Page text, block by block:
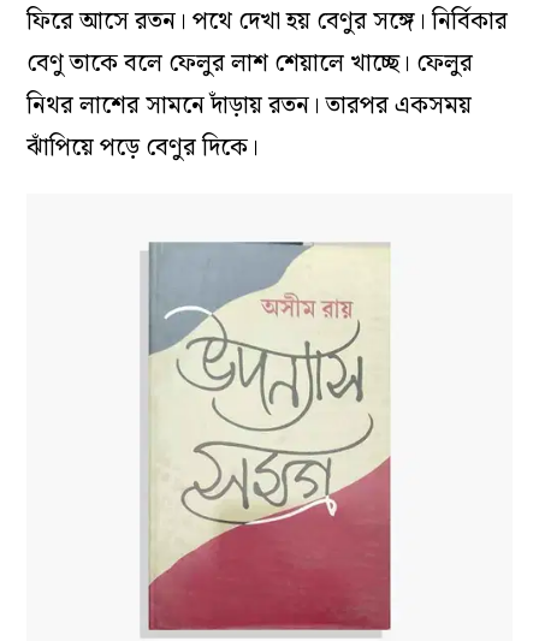
ফিরে আসে রতন। পথে দেখা হয় বেণুর সঙ্গে। নির্বিকার
বেণু তাকে বলে ফেলুর লাশ শেয়ালে খাচ্ছে। ফেলুর
নিথর লাশের সামনে দাঁড়ায় রতন। তারপর একসময়
ঝাঁপিয়ে পড়ে বেণুর দিকে।